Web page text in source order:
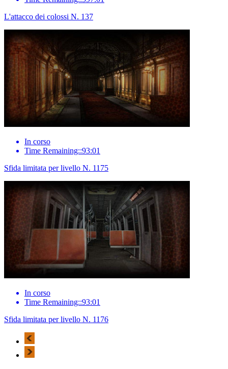
L'attacco dei colossi N. 137
In corso
Time Remaining::93:01
Sfida limitata per livello N. 1175
In corso
Time Remaining::93:01
Sfida limitata per livello N. 1176